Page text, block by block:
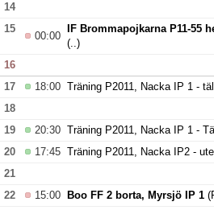
14
15
00:00
IF Brommapojkarna P11-55
(..)
16
17 18:00 Träning P2011, Nacka IP 1 -
18
19
20:30 Träning P2011, Nacka IP 1 -
20
17:45 Träning P2011, Nacka IP2 -
21
22
15:00 Boo FF 2 borta, Myrsjö IP 1